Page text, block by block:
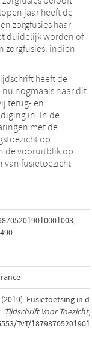
jaar heeft de
zorgfusies haar
duidelijk worden of
zorgfusies, indien
heeft de
nu nogmaals naar dit
terug- en
in. In de
met de
op
de vooruitblik op
van fusietoezicht
,
(2019). Fusietoetsing in
Tijdschrift Voor Toezicht,
TvT/